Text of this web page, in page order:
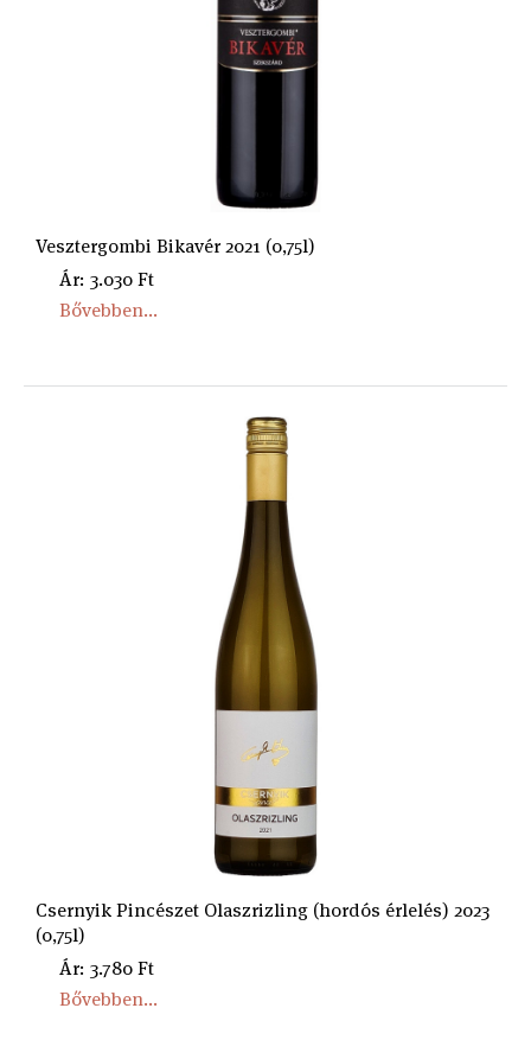
Vesztergombi Bikavér 2021 (0,75l)
Ár: 3.030 Ft
Bővebben...
Csernyik Pincészet Olaszrizling (hordós érlelés) 2023
(0,75l)
Ár: 3.780 Ft
Bővebben...